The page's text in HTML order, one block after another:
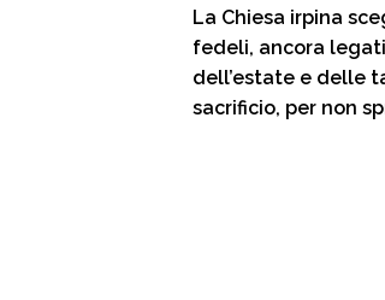
La Chiesa irpina
fedeli, ancora
dell’estate e delle
sacrificio, per non